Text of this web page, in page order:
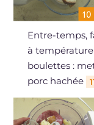
Entre-temps,
à
boulettes :
porc hachée